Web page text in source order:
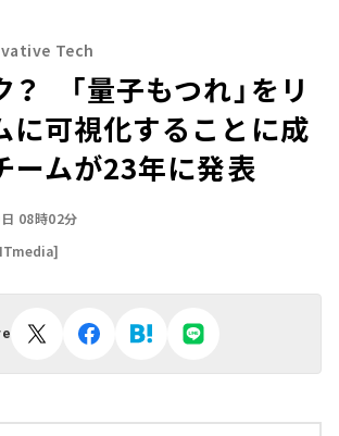
Tech
？ 「量子もつれ」をリ
に可視化することに成
ムが23年に発表
08時02分